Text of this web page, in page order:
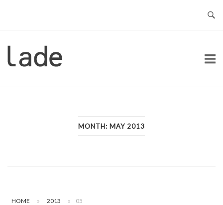
Home
MONTH: MAY 2013
HOME » 2013 » 05